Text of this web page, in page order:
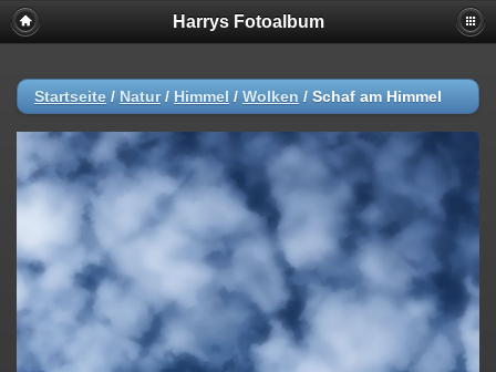
Harrys Fotoalbum
Startseite / Natur/ Himmel / Wolken / Schaf am Himmel